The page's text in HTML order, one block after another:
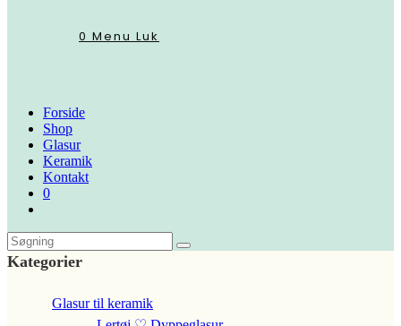
0 Menu Luk
Forside
Shop
Glasur
Keramik
Kontakt
0
Kategorier
Glasur til keramik